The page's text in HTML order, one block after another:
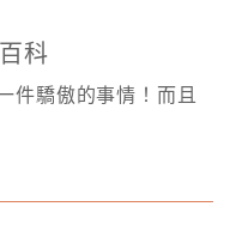
科
件驕傲的事情！而且